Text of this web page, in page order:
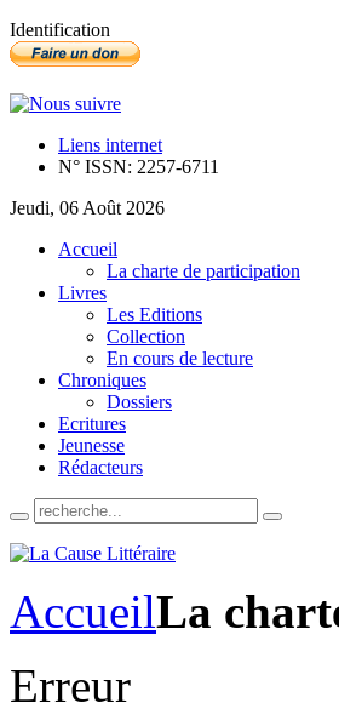
Identification
Liens internet
N° ISSN: 2257-6711
Jeudi, 06 Août 2026
Accueil
La charte de participation
Livres
Les Editions
Collection
En cours de lecture
Chroniques
Dossiers
Ecritures
Jeunesse
Rédacteurs
AccueilLa
Erreur